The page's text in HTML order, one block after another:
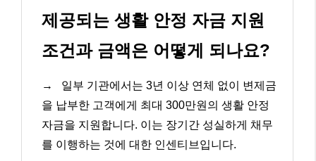
제공되는 생활 안정 자금 지원
조건과 금액은 어떻게 되나요?
→
일부 기관에서는 3년 이상 연체 없이 변제금
을 납부한 고객에게 최대 300만원의 생활 안정
자금을 지원합니다. 이는 장기간 성실하게 채무
를 이행하는 것에 대한 인센티브입니다.